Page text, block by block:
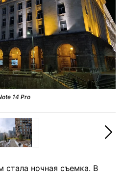
14 Pro
ночная съемка. В